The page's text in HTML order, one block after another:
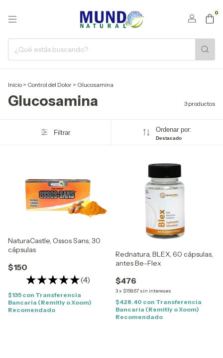
0
Inicio > Control del Dolor > Glucosamina
Glucosamina 3 productos
Filtrar Ordenar por:
Destacado
NaturaCastle, Ossos Sans, 30
cápsulas
$150
(4)
$135 con Transferencia
Bancaria (Remitly o Xoom)
Recomendado
Rednatura, BLEX, 60 cápsulas,
antes Be-Flex
$476
3x $158.67 sin intereses
$428.40 con Transferencia
Bancaria (Remitly o Xoom)
Recomendado